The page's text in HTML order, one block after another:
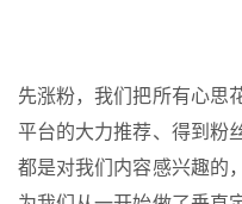
先涨粉，我们把所有心思
平台的大力推荐、得到粉
都是对我们内容感兴趣的